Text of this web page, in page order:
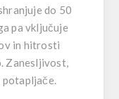
do 50
pa vključuje
in hitrosti
Zanesljivost,